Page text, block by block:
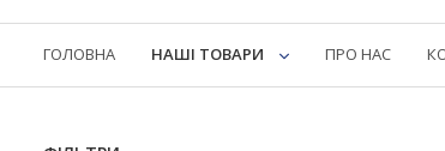
ГОЛОВНА НАШІ ТОВАРИ ПРО НАС